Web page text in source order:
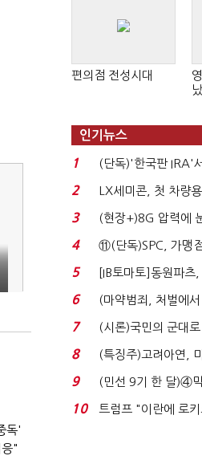
독'
"
편의점 전성시대
인기뉴스
1
(단독)'한국판 IRA'
와대 벽에 막혔다...
2
LX세미콘, 첫 차량
입…현대차·기아에 ...
3
(현장+)8G 압력에
구슬땀 '뚝뚝'…화려
4
⑪(단독)SPC, 가맹
지하라"...내팽개친
5
[IB토마토]동원파
익 7배 성장의 ...
6
(마약범죄, 처벌에
무부, 마약재활과 4...
7
(시론)국민의 군대
교 개혁
8
(특징주)고려아연,
12% '급등'...
9
(민선 9기 한 달)④
수도'…'전재수 리...
10
트럼프 "이란에 로